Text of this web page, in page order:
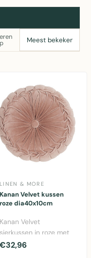
LINEN & MORE
Kanan Velvet kussen
roze dia40x10cm
Kanan Velvet
sierkussen in roze met
diameter 40cm. Luxe
€32,96